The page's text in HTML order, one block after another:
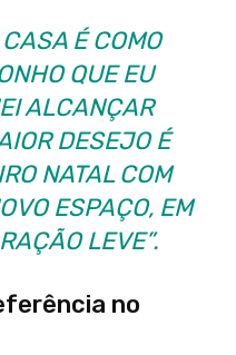
É COMO
QUE EU
ALCANÇAR
DESEJO É
NATAL COM
ESPAÇO, EM
LEVE”.
no